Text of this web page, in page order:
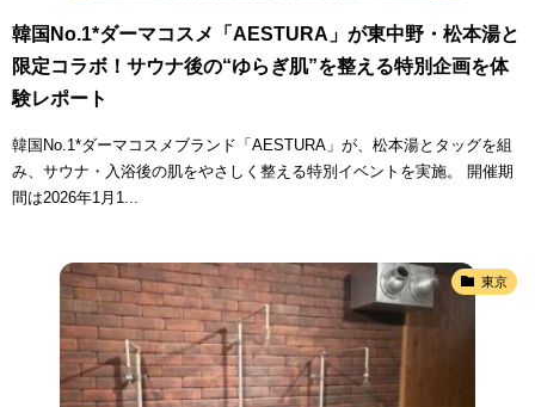
韓国No.1*ダーマコスメ「AESTURA」が東中野・松本湯と
限定コラボ！サウナ後の“ゆらぎ肌”を整える特別企画を体
験レポート
韓国No.1*ダーマコスメブランド「AESTURA」が、松本湯とタッグを組
み、サウナ・入浴後の肌をやさしく整える特別イベントを実施。 開催期
間は2026年1月1...
東京